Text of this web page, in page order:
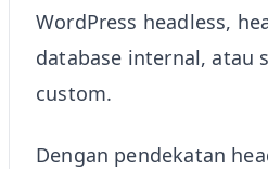
WordPress headless,
database internal, atau
custom.
Dengan pendekatan